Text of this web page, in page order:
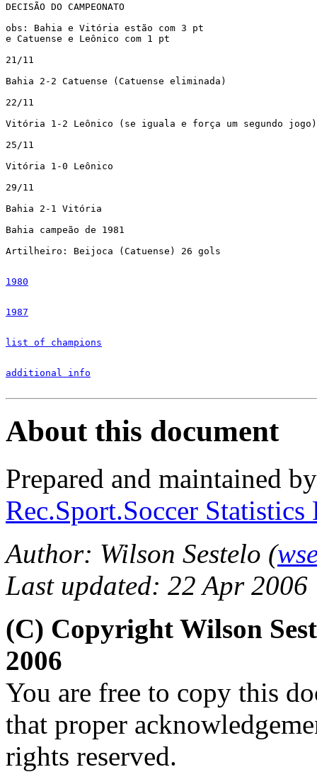
DECISÃO DO CAMPEONATO
obs: Bahia e Vitória estão com 3 pt
e Catuense e Leônico com 1 pt
21/11
Bahia 2-2 Catuense (Catuense eliminada)
22/11
Vitória 1-2 Leônico (se iguala e força um segundo jogo)
25/11
Vitória 1-0 Leônico
29/11
Bahia 2-1 Vitória
Bahia campeão de 1981
1980
1987
list of champions
additional info
About this document
Prepared and maintained
Rec.Sport.Soccer
Author: Wilson Sestelo (
Last updated: 22 Apr 2006
(C) Copyright Wilson
2006
You are free to copy this
that proper
rights reserved.